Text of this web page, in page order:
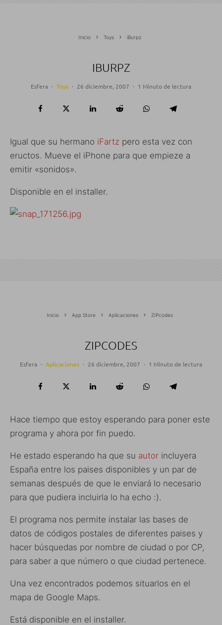
Inicio Toys iBurpz
IBURPZ
Esfera · Toys · 26 diciembre, 2007 · 1 Minuto de lectura
Igual que su hermano iFartz pero esta vez con
eructos. Mueve el iPhone para que empieze a
emitir «sonidos».
Disponible en el installer.
Inicio App Store Aplicaciones ZIPcodes
ZIPCODES
Esfera · Aplicaciones · 26 diciembre, 2007 · 1 Minuto de lectura
Hace tiempo que estoy esperando para poner este
programa y ahora por fin puedo.
He estado esperando ha que su autor incluyera
España entre los paises disponibles y un par de
semanas después de que le enviará lo necesario
para que pudiera incluirla lo ha echo :).
El programa nos permite instalar las bases de
datos de códigos postales de diferentes paises y
hacer búsquedas por nombre de ciudad o por CP,
para saber a que número o que ciudad pertenece.
Una vez encontrados podemos situarlos en el
mapa de Google Maps.
Está disponible en el installer.